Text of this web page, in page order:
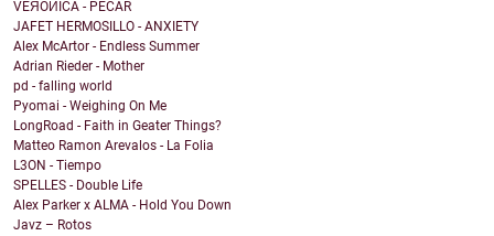
VEЯÓИICA - PECAR
JAFET HERMOSILLO - ANXIETY
Alex McArtor - Endless Summer
Adrian Rieder - Mother
pd - falling world
Pyomai - Weighing On Me
LongRoad - Faith in Geater Things?
Matteo Ramon Arevalos - La Folia
L3ON - Tiempo
SPELLES - Double Life
Alex Parker x ALMA - Hold You Down
Javz – Rotos